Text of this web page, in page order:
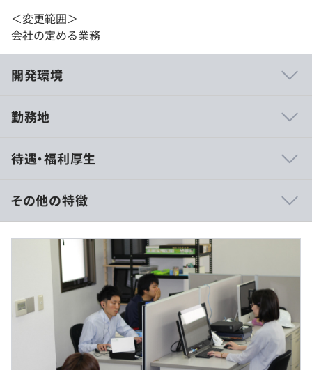
＜変更範囲＞
会社の定める業務
開発環境
社内で就労していますので、帰属意識も高く団結力も抜群
◆Webサイト制作
一般社団法人 プラスチック循環利用協会様
http://www.pwmi.or.jp/
株式会社 コスモプラン様http://www.cosmop.co.jp/
ほか
勤務地
待遇・福利厚生
※経験・能力を考慮の上、当社規定により決定いたしま
す。
※退職金制度がありませんが、その分給与に還元していま
想定年収は年収提示額を保証するものではありません）
その他の特徴